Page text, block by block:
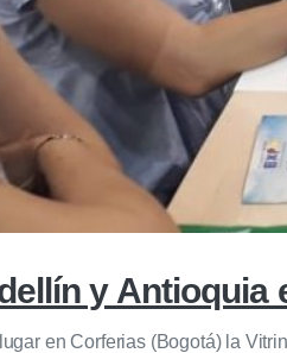
y
en Corferias (Bogotá) la